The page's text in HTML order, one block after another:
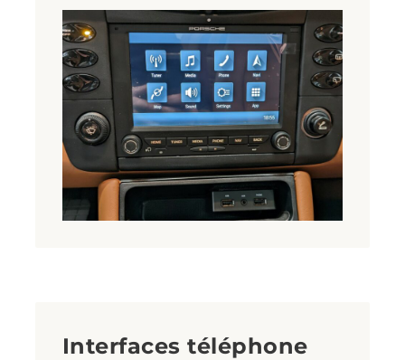
Interfaces téléphone